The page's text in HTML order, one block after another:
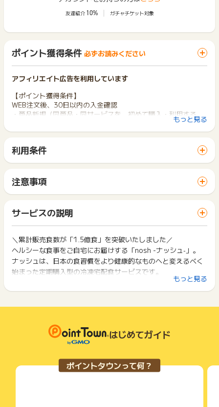
友達紹介 10% ガチャチケット対象
ポイント獲得条件 必ずお読みください
アフィリエイト広告を利用しています
【ポイント獲得条件】
WEB注文後、30日以内の入金確認
・商品新規（同商品・同サービスを、初めて購入・利用する
・申込不備・重複・いたずら・不正・キャンセル
・無料配送に該当する場合
【お問い合わせ必要情報】
・氏名
・メールアドレス
・電話番号
※ポイントに関するお問い合わせは、ポイントタウンのサポート
お問い合わせをした場合、ポイント獲得対象外となる場合がご
ざいます。
もっと見る
利用条件
サイトに移動してからお申し込みやお買い物が完了するまでの
間に、同じブラウザ（※）で他のサイトに移動した場合はポイン
ト獲得ができません。
「 ショッピングでポイントGET 」ボタンを押した時とサービ
ス・お買い物利用時で、デバイス・ブラウザが異なる場合はポ
イント獲得ができません。
2回以上同じお買い物・サービスをご利用される場合は、毎回
ポイントタウンに戻り、「 ショッピングでポイントGET 」ボ
タンを押してからご利用ください。
下記の事項に該当する場合、広告主側で対象外とみなし、「獲
い物を複数回ご利用された場合
て一度でも同サービス・お買い物を利用されたことがある場合
ご利用前には、Cookieの削除をおこなっていただくことを推奨
サービス・お買い物利用時にお電話など2つ以上の申し込み方
法がある場合、必ずサイト上のWEBフォームからお申し込みく
注意事項
一部のサービスにつきましては、1商品につき10円単位の金額
は切り捨てとなります。
ポイント獲得が1ポイント未満のものは切り捨てとなり、ポイ
ント履歴には記載されません。
原則として広告主側のポイント等を利用して支払われた金額分
につきましては、ポイントタウンのポイント獲得の対象には含
まれません。
広告主が運営しているサービスの都合もしくは会員様の都合で
商品の交換や一部でもキャンセルされた場合、ポイントが無効
になる可能性もございます。
条件を達成しているかどうかは各広告主ではなく、代理店が行
っているため、広告主はポイントに関する詳細を把握しており
そのため、ポイントタウンのポイントに関するお問い合わせを
広告主様に直接行わないようお願いいたします。
サービスの説明
＼累計販売食数が「1.5億食」を突破いたしました／
ヘルシーな食事をご自宅にお届けする「nosh -ナッシュ‐」。
ナッシュは、日本の食習慣をより健康的なものへと変えるべく
始まった定期購入型の冷凍宅配食サービスです。
糖質30g以下、塩分2.5g以下で全てのメニューを開発・調理
し、冷凍してご自宅までお届けします。
もっと見る
はじめてガイド
ポイントタウンって何？